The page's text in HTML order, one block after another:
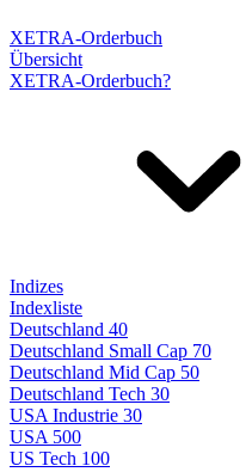
XETRA-Orderbuch
Übersicht
XETRA-Orderbuch?
Indizes
Indexliste
Deutschland 40
Deutschland Small Cap 70
Deutschland Mid Cap 50
Deutschland Tech 30
USA Industrie 30
USA 500
US Tech 100